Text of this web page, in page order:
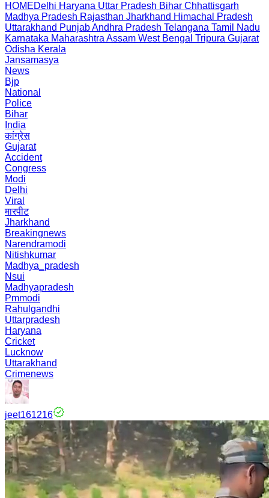
HOMEDelhi Haryana Uttar Pradesh Bihar Chhattisgarh
Madhya Pradesh Rajasthan Jharkhand Himachal Pradesh
Uttarakhand PunjabAndhra Pradesh Telangana Tamil Nadu
Karnataka Maharashtra Assam West Bengal Tripura Gujarat
Odisha Kerala
Jansamasya
News
Bjp
National
Police
Bihar
India
कांग्रेस
Gujarat
Accident
Congress
Modi
Delhi
Viral
मारपीट
Jharkhand
Breakingnews
Narendramodi
Nitishkumar
Madhya_pradesh
Nsui
Madhyapradesh
Pmmodi
Rahulgandhi
Uttarpradesh
Haryana
Cricket
Lucknow
Uttarakhand
Crimenews
jeet161216